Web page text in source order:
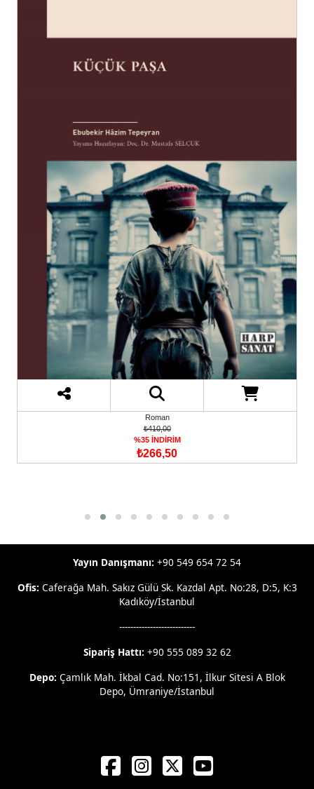
Roman
₺410,00
%35 İNDİRİM
₺266,50
Yayın Danışmanı: +90 549 654 72 54
Ofis: Caferağa Mah. Sakız Gülü Sk. Kazdal Apt. No:28, D:5, K:3
Kadıköy/İstanbul
---------------------------
Sipariş Hattı: +90 555 089 32 62
Depo: Çamlık Mah. İkbal Cad. No:151, İlkur Sitesi A Blok
Depo, Ümraniye/İstanbul